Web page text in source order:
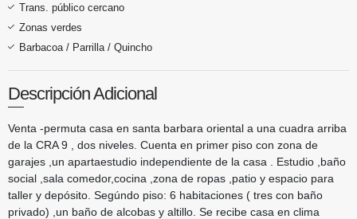
Trans. público cercano
Zonas verdes
Barbacoa / Parrilla / Quincho
Descripción Adicional
Venta -permuta casa en santa barbara oriental a una cuadra arriba
de la CRA 9 , dos niveles. Cuenta en primer piso con zona de
garajes ,un apartaestudio independiente de la casa . Estudio ,baño
social ,sala comedor,cocina ,zona de ropas ,patio y espacio para
taller y depósito. Segúndo piso: 6 habitaciones ( tres con baño
privado) ,un baño de alcobas y altillo. Se recibe casa en clima